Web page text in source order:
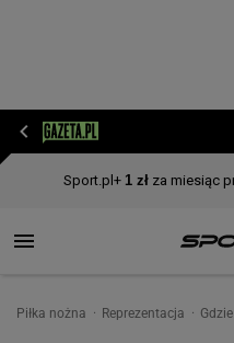
Piłka nożna Reprezentacja